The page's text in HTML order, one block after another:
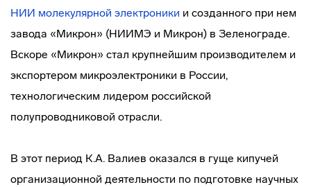
НИИ молекулярной электроники и созданного при нем
завода «Микрон» (НИИМЭ и Микрон) в Зеленограде.
Вскоре «Микрон» стал крупнейшим производителем и
экспортером микроэлектроники в России,
технологическим лидером российской
полупроводниковой отрасли.
В этот период К.А. Валиев оказался в гуще кипучей
организационной деятельности по подготовке научных